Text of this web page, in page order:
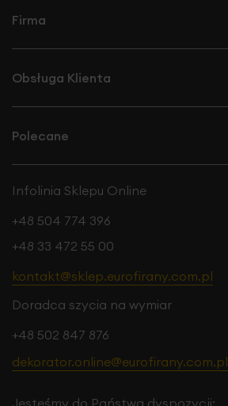
Firma
Obsługa Klienta
Polecane
Infolinia Sklepu Online
+48 504 774 396
+48 33 472 55 00
kontakt@sklep.eurofirany.com.pl
Doradca szycia na wymiar
+48 502 847 876
dekorator.online@eurofirany.com.pl
Jesteśmy do Państwa dyspozycji: